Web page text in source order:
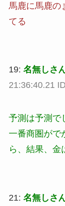
馬鹿に馬鹿の
てる
19: 名無しさ
21:36:40.21
予測は予測で
一番商圏がで
ら、結果、金
21: 名無しさ